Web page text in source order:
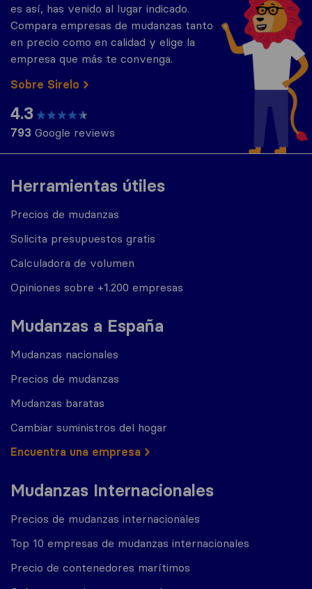
Herramientas útiles
Precios de mudanzas
Solicita presupuestos gratis
Calculadora de volumen
Opiniones sobre +1.200 empresas
Mudanzas a España
Mudanzas nacionales
Precios de mudanzas
Mudanzas baratas
Cambiar suministros del hogar
Encuentra una empresa
Mudanzas Internacionales
Precios de mudanzas internacionales
Top 10 empresas de mudanzas internacionales
Precio de contenedores marítimos
es así, has venido al lugar indicado.
Compara empresas de mudanzas tanto
en precio como en calidad y elige la
empresa que más te convenga.
Sobre Sirelo
4.3
793 Google reviews